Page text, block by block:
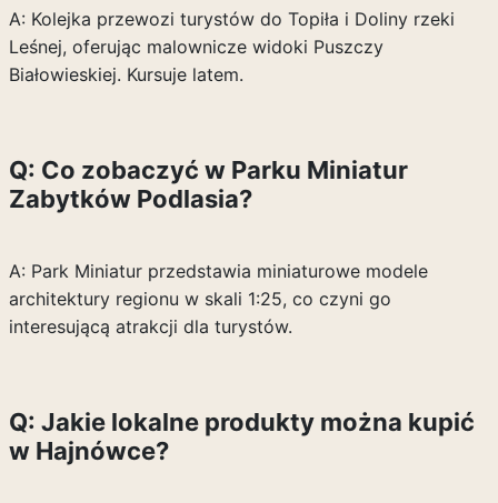
A: Kolejka przewozi turystów do Topiła i Doliny rzeki
Leśnej, oferując malownicze widoki Puszczy
Białowieskiej. Kursuje latem.
Q: Co zobaczyć w Parku Miniatur
Zabytków Podlasia?
A: Park Miniatur przedstawia miniaturowe modele
architektury regionu w skali 1:25, co czyni go
interesującą atrakcji dla turystów.
Q: Jakie lokalne produkty można kupić
w Hajnówce?